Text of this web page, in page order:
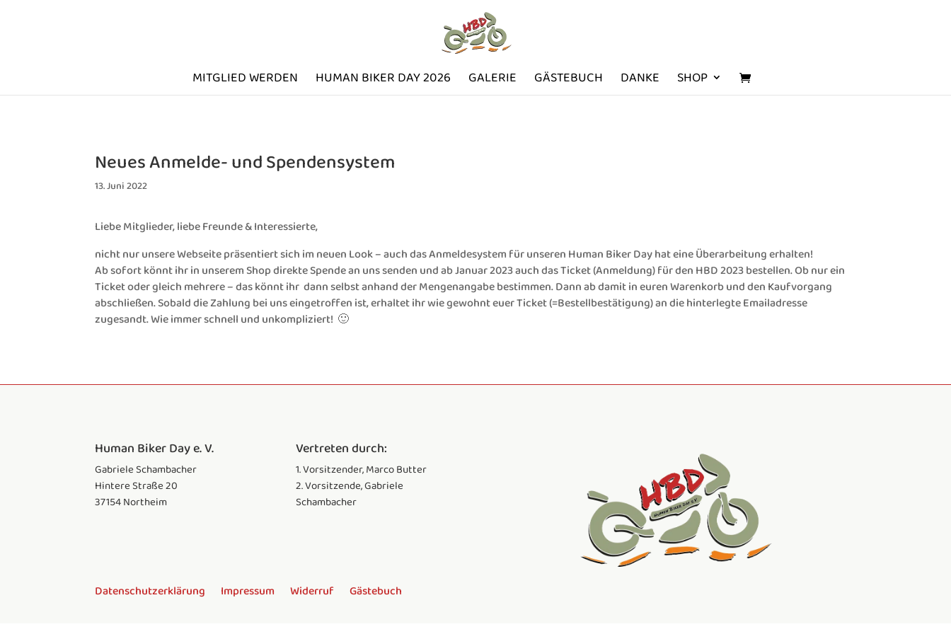
MITGLIED WERDEN HUMAN BIKER DAY 2026 GALERIE GÄSTEBUCH DANKE SHOP
Neues Anmelde- und Spendensystem
13. Juni 2022
Liebe Mitglieder, liebe Freunde & Interessierte,
nicht nur unsere Webseite präsentiert sich im neuen Look – auch das Anmeldesystem für unseren Human Biker Day hat eine Überarbeitung erhalten!
Ab sofort könnt ihr in unserem Shop direkte Spende an uns senden und ab Januar 2023 auch das Ticket (Anmeldung) für den HBD 2023 bestellen. Ob nur ein
Ticket oder gleich mehrere – das könnt ihr dann selbst anhand der Mengenangabe bestimmen. Dann ab damit in euren Warenkorb und den Kaufvorgang
abschließen. Sobald die Zahlung bei uns eingetroffen ist, erhaltet ihr wie gewohnt euer Ticket (=Bestellbestätigung) an die hinterlegte Emailadresse
zugesandt. Wie immer schnell und unkompliziert! 🙂
Human Biker Day e. V.
Gabriele Schambacher
Hintere Straße 20
37154 Northeim
Vertreten durch:
1. Vorsitzender, Marco Butter
2. Vorsitzende, Gabriele
Schambacher
Datenschutzerklärung Impressum Widerruf Gästebuch